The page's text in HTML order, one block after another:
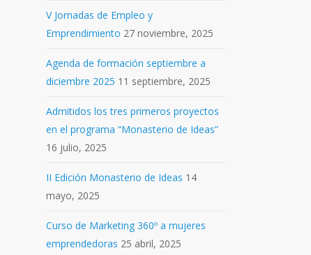
V Jornadas de Empleo y
Emprendimiento 27 noviembre, 2025
Agenda de formación septiembre a
diciembre 2025 11 septiembre, 2025
Admitidos los tres primeros proyectos
en el programa “Monasterio de Ideas”
16 julio, 2025
II Edición Monasterio de Ideas 14
mayo, 2025
Curso de Marketing 360º a mujeres
emprendedoras 25 abril, 2025